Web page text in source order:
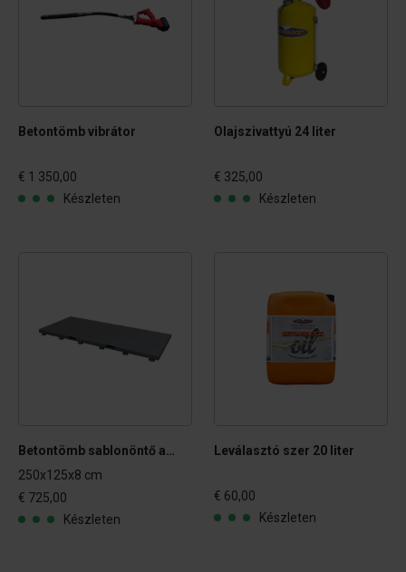
Betontömb vibrátor
€ 1 350,00
Készleten
Olajszivattyú 24 liter
€ 325,00
Készleten
Betontömb sablonöntő asztal állítható lábakkal
250x125x8 cm
€ 725,00
Készleten
Leválasztó szer 20 liter
€ 60,00
Készleten